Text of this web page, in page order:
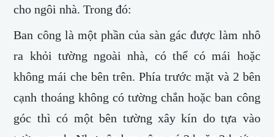
cho ngôi nhà. Trong đó:
Ban công là một phần của sàn gác được làm nhô
ra khỏi tường ngoài nhà, có thể có mái hoặc
không mái che bên trên. Phía trước mặt và 2 bên
cạnh thoáng không có tường chắn hoặc ban công
góc thì có một bên tường xây kín do tựa vào